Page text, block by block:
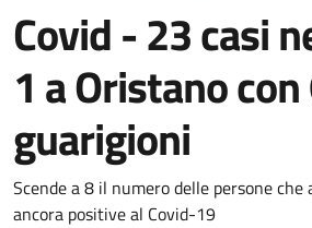
Covid - 23 casi
1 a Oristano
guarigioni
Dettagli della
Scende a 8 il numero delle persone
ancora positive al Covid-19